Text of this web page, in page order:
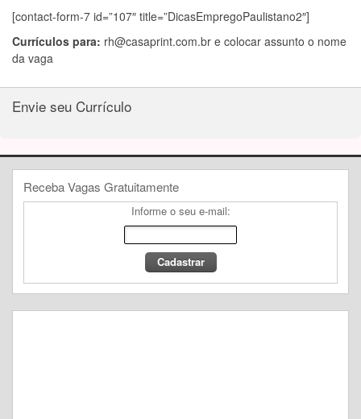
[contact-form-7 id=”107″ title=”DicasEmpregoPaulistano2″]
Currículos para: rh@casaprint.com.br e colocar assunto o nome
da vaga
Envie seu Currículo
Receba Vagas Gratuitamente
Informe o seu e-mail: